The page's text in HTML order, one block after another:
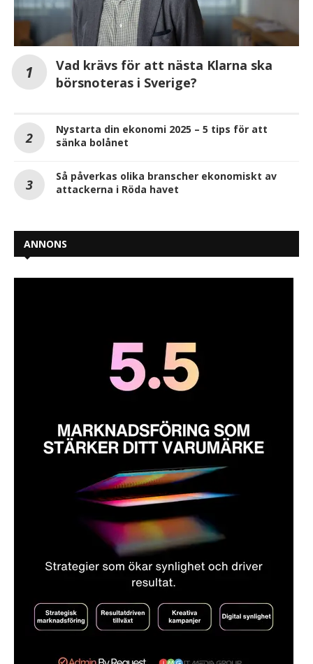
Vad krävs för att nästa Klarna ska
börsnoteras i Sverige?
Nystarta din ekonomi 2025 – 5 tips för att
sänka bolånet
Så påverkas olika branscher ekonomiskt av
attackerna i Röda havet
ANNONS